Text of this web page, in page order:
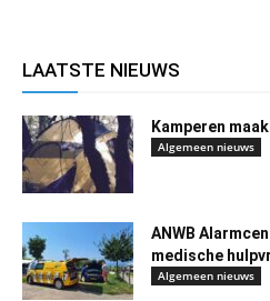
LAATSTE NIEUWS
Kamperen
Algemeen nieuws
ANWB
medische
Algemeen nieuws